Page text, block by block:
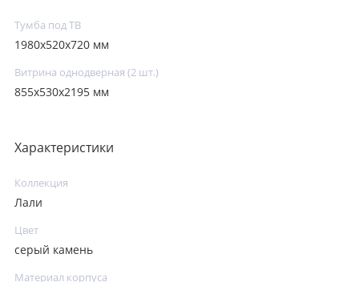
Тумба под ТВ
1980х520х720 мм
Витрина однодверная (2 шт.)
855х530х2195 мм
Характеристики
Коллекция
Лали
Цвет
серый камень
Материал корпуса